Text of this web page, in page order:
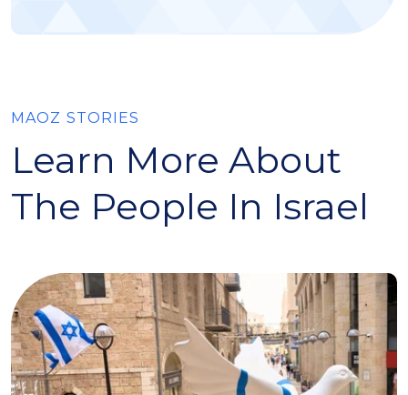
MAOZ STORIES
Learn More About
The People In Israel